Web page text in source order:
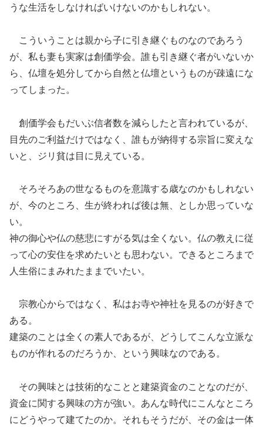
うな生活をしなければいけないのかもしれない。
こういうことは親から子に引き継ぐものなのであろう
が、私も妻も実家は創価学会。誰も引き継ぐ者がいないか
ら、 仏壇を処分してから 自然と仏壇というものが疎遠にな
ってしまった。
創価学会もだいぶ信者数を減らしたと言われているが
目先のご利益だけではなく
誰もが納得する宗旨に変えな
いと
ジリ貧は目に見えている。
そろそろあの世なるものを意識する歳なのかもしれない
が、今のところ、生が終われば後は無、としか思っていな
い。
神の御心や仏の慈悲にすがる気は全くない。 仏の教えに従
って心の安住を求めたいとも思わない。できるところまで
人生俗にまみれたままでいたい。
宗教心からではなく、私はお寺や神社を見るのが好きで
ある。
建築のことは全くの素人であるが、どうしてこんな立派な
ものが作れるのだろうか、という興味なのである。
その興味とは技術的なことと建築資金のことなのだが、
資金に関する興味の方が強い。あんな時代にこんなところ
にどうやって建てたのか。 それもそうだが
その金は一体